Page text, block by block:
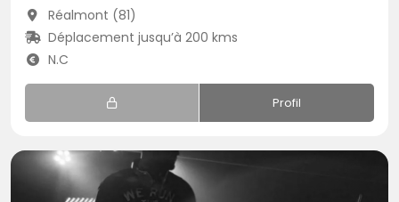
Réalmont (81)
Déplacement jusqu’à 200 kms
N.C
Profil